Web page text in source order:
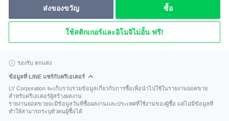
ส่งของขวัญ ซื้อ
ใช้สติกเกอร์และอิโมจิไม่อั้น ฟรี!
รองรับ ตกแต่ง
ข้อมูลที่ LINE แชร์กับครีเอเตอร์
LY Corporation จะเก็บรวบรวมข้อมูลเกี่ยวกับการซื้อเพื่อนำไปใช้ในรายงานยอดขาย
สำหรับครีเอเตอร์ผู้สร้างผลงาน
รายงานยอดขายจะมีข้อมูลวันที่ซื้อผลงานและประเทศที่ใช้งานของผู้ซื้อ แต่ไม่มีข้อมูลที่
ทำให้สามารถระบุตัวตนผู้ซื้อได้